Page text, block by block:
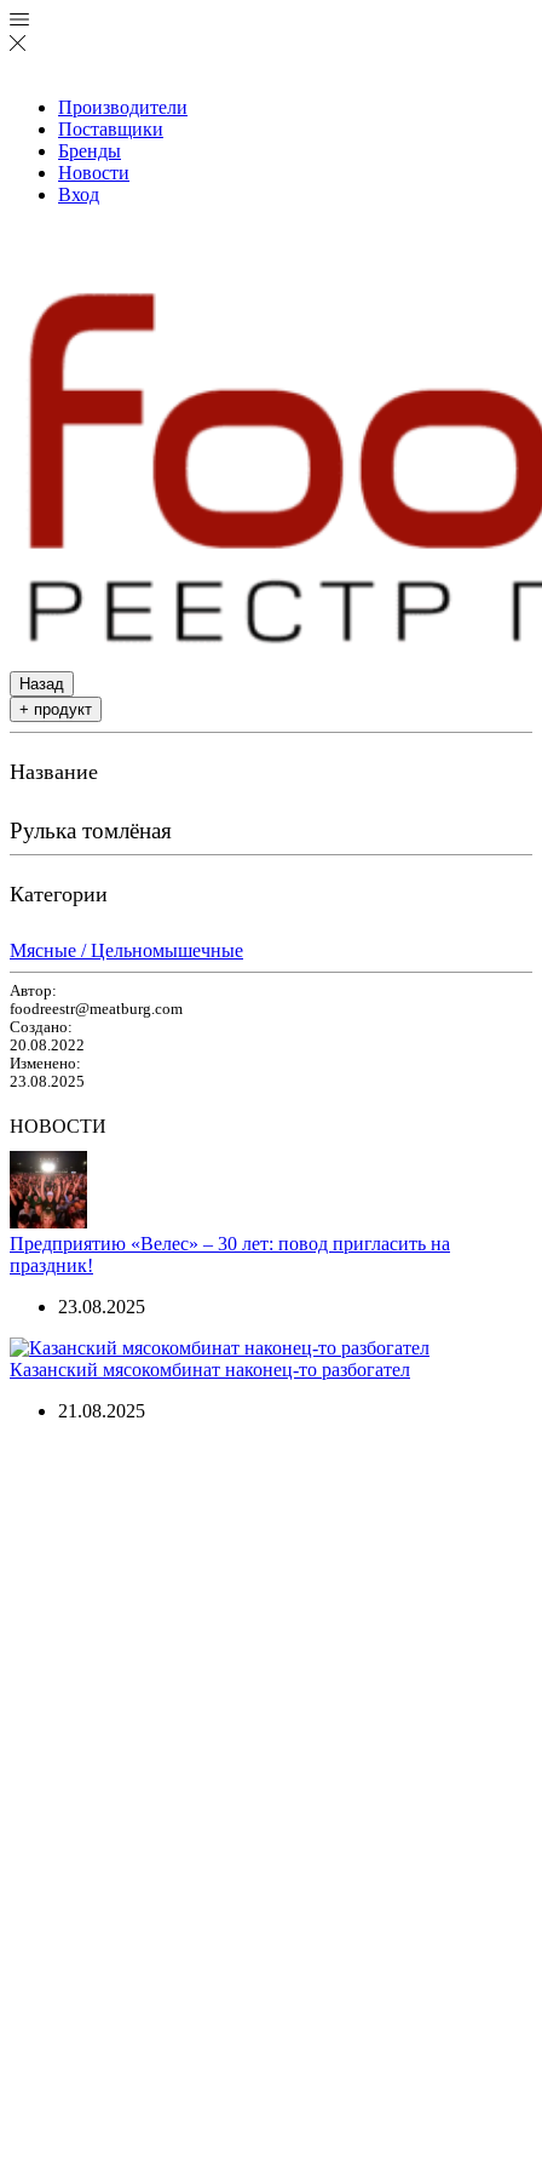
Производители
Поставщики
Бренды
Новости
Вход
Назад
+ продукт
Название
Рулька томлёная
Категории
Мясные / Цельномышечные
Автор:
foodreestr@meatburg.com
Создано:
20.08.2022
Изменено:
23.08.2025
НОВОСТИ
Предприятию «Велес» – 30 лет: повод пригласить на
праздник!
23.08.2025
Казанский мясокомбинат наконец-то разбогател
21.08.2025